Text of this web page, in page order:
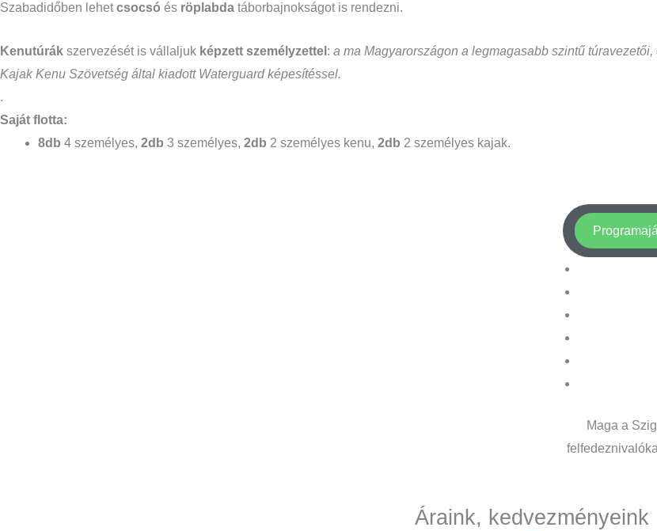
Szabadidőben lehetcsocsó és röplabda táborbajnokságot is rendezni.
Kenutúrák szervezését is vállaljuk képzett személyzettel : a ma Magyarországon a legmagasabb szintű
Kajak Kenu Szövetség által kiadott Waterguard képesítéssel.
.
Saját flotta:
8db 4 személyes, 2db 3 személyes, 2db 2 személyes kenu, 2db 2 személyes kajak.
Maga a
Áraink, kedvezményeink